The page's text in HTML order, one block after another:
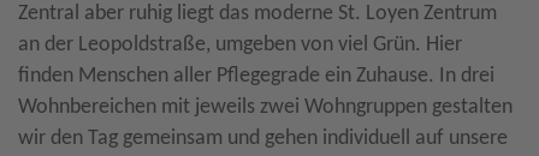
Zentral aber ruhig liegt das moderne St. Loyen Zentrum
an der Leopoldstraße, umgeben von viel Grün. Hier
finden Menschen aller Pflegegrade ein Zuhause. In drei
Wohnbereichen mit jeweils zwei Wohngruppen gestalten
wir den Tag gemeinsam und gehen individuell auf unsere